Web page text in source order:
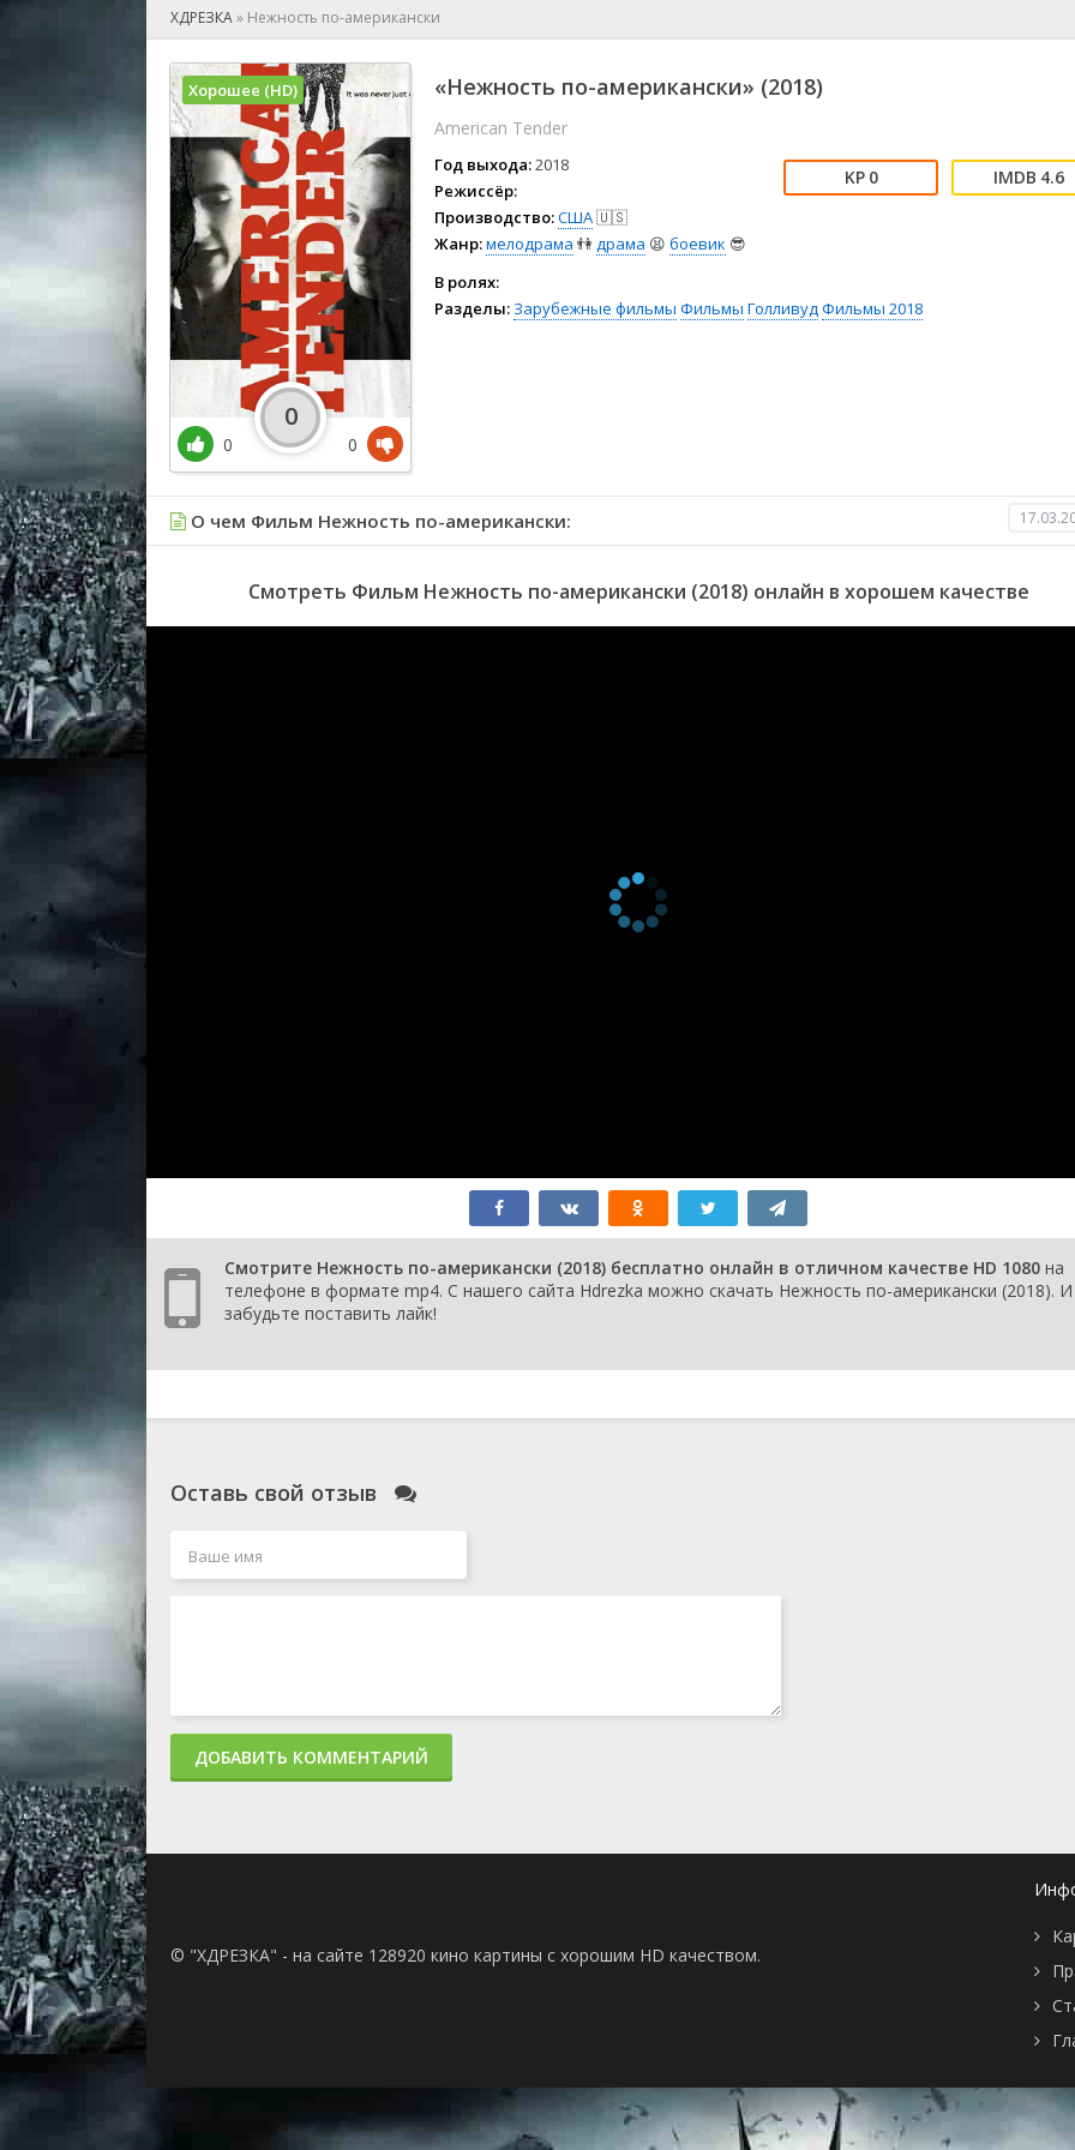
🕺 Мюзикл
👨‍💼 Новости
👨‍💻 Реальное тв
🎤 Ток-шоу
😱 Ужасы
🧙‍♀️ Фантастика
🤠 Фильм-нуар
🧝‍♂️ Фэнтези
🏅 Церемония
ХДРЕЗКА» Нежность по-американски
«Нежность по-американски» (2018)
American Tender
Год выхода:2018
Режиссёр:
Производство:США🇺🇸
Жанр:мелодрама 👫драма 😫 боевик 😎
0 4.6
В ролях:
Разделы: Зарубежные фильмы Фильмы ГолливудФильмы 2018
Хорошее (HD)
0
0
0
О чем Фильм Нежность по-американски:
Смотреть Фильм Нежность по-американски (2018) онлайн в хорошем качестве
Смотрите Нежность по-американски (2018) бесплатно онлайн в отличном качестве HD 1080 на
телефоне в формате mp4. С нашего сайта Hdrezka можно скачать Нежность по-американски (2018).
забудьте поставить лайк!
Оставь свой отзыв
ДОБАВИТЬ КОММЕНТАРИЙ
© "ХДРЕЗКА" - на сайте 128920 кино картины с хорошим HD качеством.